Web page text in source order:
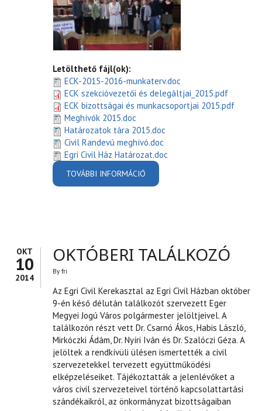
Letölthető fájl(ok):
ECK-2015-2016-munkaterv.doc
ECK szekcióvezetői és delegáltjai_2015.pdf
ECK bizottságai és munkacsoportjai 2015.pdf
Meghívók 2015.doc
Határozatok tára 2015.doc
Civil Randevú meghívó.doc
Egri Civil Ház Határozat.doc
TOVÁBBI INFORMÁCIÓ
2015 - DOKUMENTUMOK
OKT
10
2014
OKTÓBERI TALÁLKOZÓ
By fri
Az Egri Civil Kerekasztal az Egri Civil Házban október
9-én késő délután találkozót szervezett Eger
Megyei Jogú Város polgármester jelöltjeivel. A
találkozón részt vett Dr. Csarnó Ákos, Habis László,
Mirkóczki Ádám, Dr. Nyíri Iván és Dr. Szalóczi Géza. A
jelöltek a rendkívüli ülésen ismertették a civil
szervezetekkel tervezett együttműködési
elképzeléseiket. Tájékoztatták a jelenlévőket a
város civil szervezeteivel történő kapcsolattartási
szándékaikról, az önkormányzat bizottságaiban